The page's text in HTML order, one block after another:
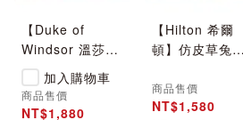
【Duke of
Windsor 溫莎公
爵】奢華尊貴石
墨烯能量健康被
1.6Kg/藍(被子/
商品售價
NT$1,880
加入購物車
【Hilton 希爾
頓】仿皮草兔絨
(被子/毯被/披肩
毯)(B0129)
商品售價
NT$1,580